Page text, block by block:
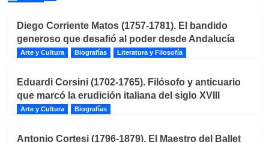
Diego Corriente Matos (1757-1781). El bandido
generoso que desafió al poder desde Andalucía
Arte y Cultura Biografías Literatura y Filosofía
Eduardi Corsini (1702-1765). Filósofo y anticuario
que marcó la erudición italiana del siglo XVIII
Arte y Cultura Biografías
Antonio Cortesi (1796-1879). El Maestro del Ballet